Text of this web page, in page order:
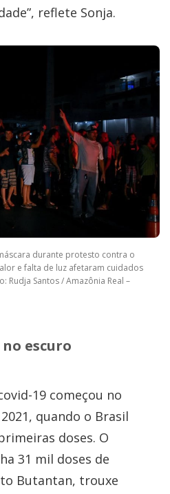
reflete Sonja.
durante protesto contra o
e falta de luz afetaram cuidados
Rudja Santos / Amazônia Real –
escuro
19 começou no
quando o Brasil
doses. O
31 mil doses de
Butantan, trouxe